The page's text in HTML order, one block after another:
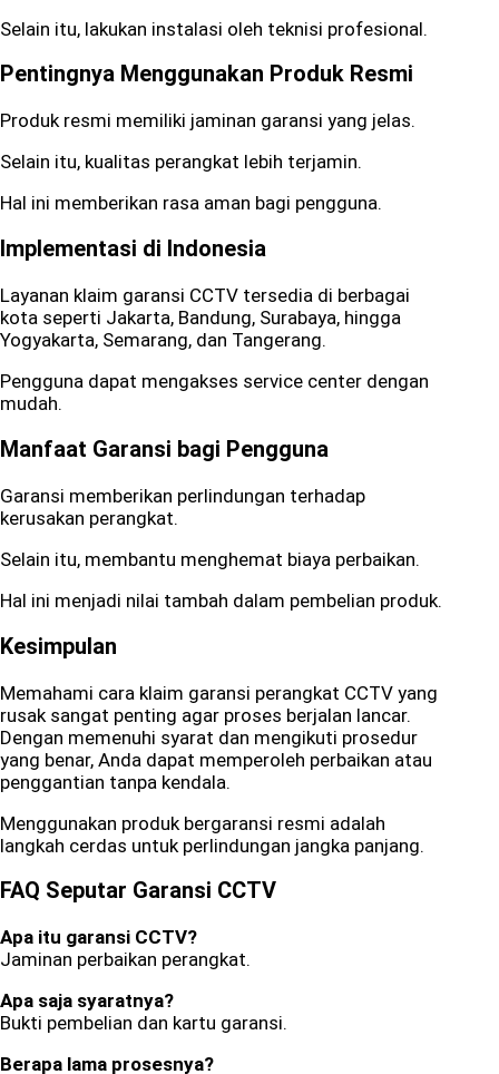
Selain itu, lakukan instalasi oleh teknisi profesional.
Pentingnya Menggunakan Produk Resmi
Produk resmi memiliki jaminan garansi yang jelas.
Selain itu, kualitas perangkat lebih terjamin.
Hal ini memberikan rasa aman bagi pengguna.
Implementasi di Indonesia
Layanan klaim garansi CCTV tersedia di berbagai
kota seperti Jakarta, Bandung, Surabaya, hingga
Yogyakarta, Semarang, dan Tangerang.
Pengguna dapat mengakses service center dengan
mudah.
Manfaat Garansi bagi Pengguna
Garansi memberikan perlindungan terhadap
kerusakan perangkat.
Selain itu, membantu menghemat biaya perbaikan.
Hal ini menjadi nilai tambah dalam pembelian produk.
Kesimpulan
Memahami cara klaim garansi perangkat CCTV yang
rusak sangat penting agar proses berjalan lancar.
Dengan memenuhi syarat dan mengikuti prosedur
yang benar, Anda dapat memperoleh perbaikan atau
penggantian tanpa kendala.
Menggunakan produk bergaransi resmi adalah
langkah cerdas untuk perlindungan jangka panjang.
FAQ Seputar Garansi CCTV
Apa itu garansi CCTV?
Jaminan perbaikan perangkat.
Apa saja syaratnya?
Bukti pembelian dan kartu garansi.
Berapa lama prosesnya?